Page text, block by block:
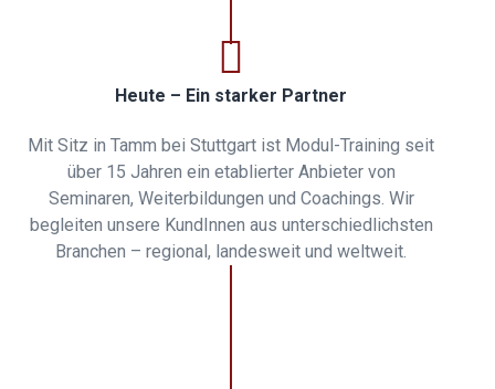
Heute – Ein starker Partner
Mit Sitz in Tamm bei Stuttgart ist Modul-Training seit
über 15 Jahren ein etablierter Anbieter von
Seminaren, Weiterbildungen und Coachings. Wir
begleiten unsere KundInnen aus unterschiedlichsten
Branchen – regional, landesweit und weltweit.